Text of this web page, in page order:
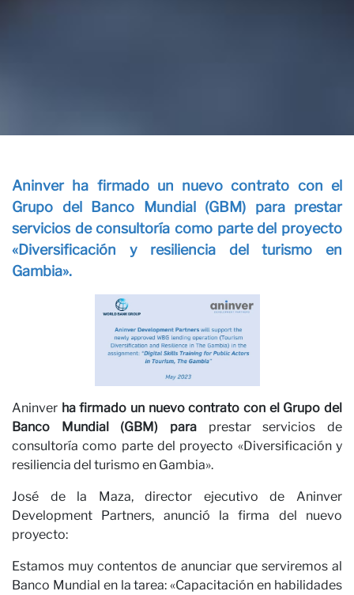
Aninver ha firmado un nuevo contrato con el
Grupo del Banco Mundial (GBM) para prestar
servicios de consultoría como parte del proyecto
«Diversificación y resiliencia del turismo en
Gambia».
Aninver ha firmado un nuevo contrato con el Grupo del
Banco Mundial (GBM) para prestar servicios de
consultoría como parte del proyecto «Diversificación y
resiliencia del turismo en Gambia».
José de la Maza, director ejecutivo de Aninver
Development Partners, anunció la firma del nuevo
proyecto:
Estamos muy contentos de anunciar que serviremos al
Banco Mundial en la tarea: «Capacitación en habilidades